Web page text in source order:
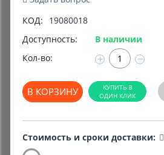
КОД:
19080018
Доступность:
В наличии
Кол-во:
+ −
В КОРЗИНУ
Стоимость и сроки доставки: